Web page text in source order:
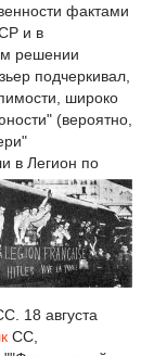
фактами
и в
решении
подчеркивал,
широко
(вероятно,
в Легион по
18 августа
СС,